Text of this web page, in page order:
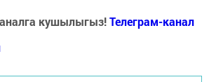
кушылыгыз!Телеграм-канал